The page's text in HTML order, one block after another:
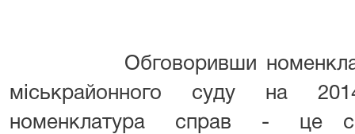
Обговоривши
міськрайонного судуна 2014
номенклатура справ - це